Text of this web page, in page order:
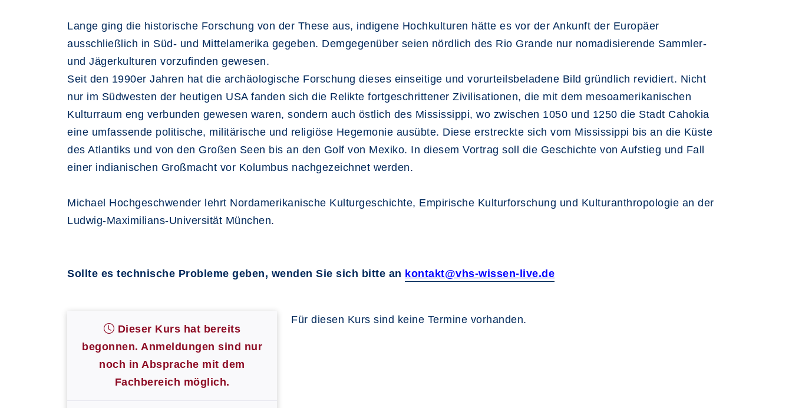
Lange ging die historische Forschung von der These aus, indigene Hochkulturen hätte es vor der Ankunft der Europäer
ausschließlich in Süd- und Mittelamerika gegeben. Demgegenüber seien nördlich des Rio Grande nur nomadisierende Sammler-
und Jägerkulturen vorzufinden gewesen.
Seit den 1990er Jahren hat die archäologische Forschung dieses einseitige und vorurteilsbeladene Bild gründlich revidiert. Nicht
nur im Südwesten der heutigen USA fanden sich die Relikte fortgeschrittener Zivilisationen, die mit dem mesoamerikanischen
Kulturraum eng verbunden gewesen waren, sondern auch östlich des Mississippi, wo zwischen 1050 und 1250 die Stadt Cahokia
eine umfassende politische, militärische und religiöse Hegemonie ausübte. Diese erstreckte sich vom Mississippi bis an die Küste
des Atlantiks und von den Großen Seen bis an den Golf von Mexiko. In diesem Vortrag soll die Geschichte von Aufstieg und Fall
einer indianischen Großmacht vor Kolumbus nachgezeichnet werden.
Michael Hochgeschwender lehrt Nordamerikanische Kulturgeschichte, Empirische Kulturforschung und Kulturanthropologie an der
Ludwig-Maximilians-Universität München.
Sollte es technische Probleme geben, wenden Sie sich bitte an kontakt@vhs-wissen-live.de
Dieser Kurs hat bereits
begonnen. Anmeldungen sind nur
noch in Absprache mit dem
Fachbereich möglich.
Für diesen Kurs sind keine Termine vorhanden.